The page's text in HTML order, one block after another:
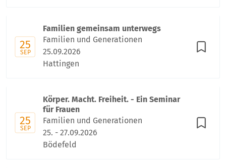
25
SEP
Familien gemeinsam unterwegs
Familien und Generationen
25.09.2026
Hattingen
25
SEP
Körper. Macht. Freiheit. - Ein Seminar
für Frauen
Familien und Generationen
25. - 27.09.2026
Bödefeld